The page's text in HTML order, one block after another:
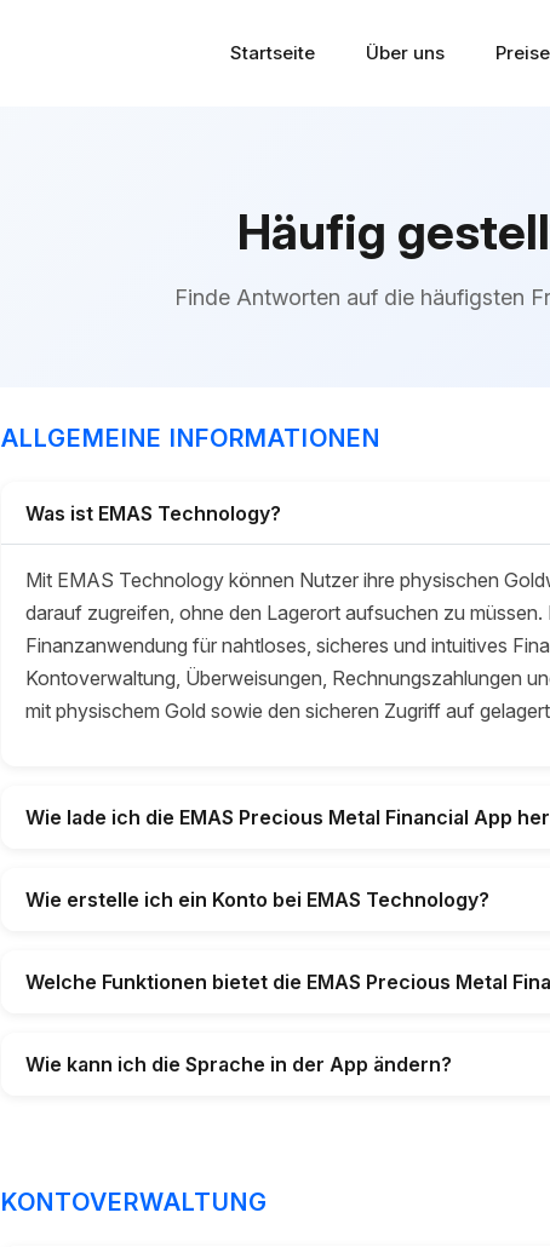
Startseite Über uns Preise
Häufig
Finde Antworten auf die häufigsten
ALLGEMEINE INFORMATIONEN
Was ist EMAS Technology?
Mit EMAS Technology können Nutzer ihre physischen
darauf zugreifen, ohne den Lagerort aufsuchen zu
Finanzanwendung für nahtloses, sicheres und intuitives
Kontoverwaltung, Überweisungen, Rechnungszahlungen
mit physischem Gold sowie den sicheren Zugriff auf
Wie lade ich die EMAS Precious Metal Financial App
Wie erstelle ich ein Konto bei EMAS Technology?
Welche Funktionen bietet die EMAS Precious Metal
Wie kann ich die Sprache in der App ändern?
KONTOVERWALTUNG